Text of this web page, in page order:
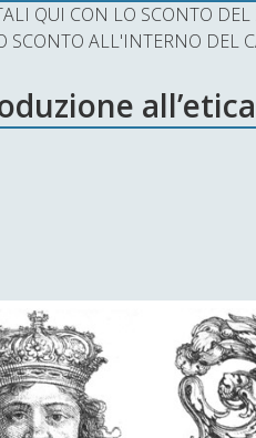
QUI CON LO SCONTO
SCONTO ALL'INTERNO DEL
all’etica